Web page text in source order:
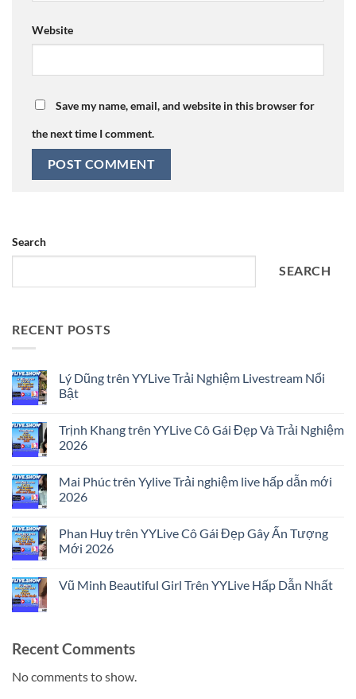
Website
Save my name, email, and website in this browser for
the next time I comment.
Search
SEARCH
RECENT POSTS
Lý Dũng trên YYLive Trải Nghiệm Livestream Nổi
Bật
on
Lý
Dũng
Trải
Nghiệm
Livestream
Trịnh Khang trên YYLive Cô Gái Đẹp Và Trải Nghiệm
2026
on
Trịnh
Khang
Cô
Gái
Đẹp
Nghiệm
Mai Phúc trên Yylive Trải nghiệm live hấp dẫn mới
2026
on
Mai
Phúc
Trải
2026
Phan Huy trên YYLive Cô Gái Đẹp Gây Ấn Tượng
Mới 2026
on
Gái
Đẹp
Ấn
Vũ Minh Beautiful Girl Trên YYLive Hấp Dẫn Nhất
Minh
Beautiful
Trên
YYLive
Recent Comments
No comments to show.